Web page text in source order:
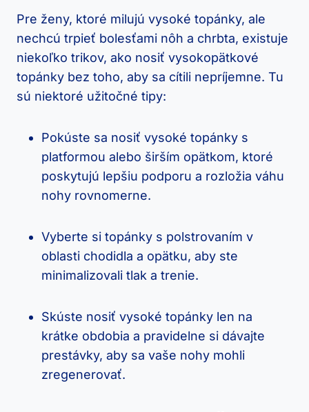
Pre ženy, ktoré milujú vysoké topánky, ale
nechcú trpieť bolesťami nôh a chrbta, existuje
niekoľko trikov, ako nosiť vysokopätkové
topánky bez toho, aby sa cítili nepríjemne. Tu
sú niektoré užitočné tipy:
Pokúste sa nosiť vysoké topánky s
platformou alebo širším opätkom, ktoré
poskytujú lepšiu podporu a rozložia váhu
nohy rovnomerne.
Vyberte si topánky s polstrovaním v
oblasti chodidla a opätku, aby ste
minimalizovali tlak a trenie.
Skúste nosiť vysoké topánky len na
krátke obdobia a pravidelne si dávajte
prestávky, aby sa vaše nohy mohli
zregenerovať.